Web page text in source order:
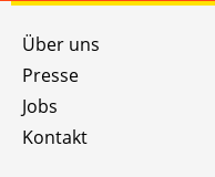
Über uns
Presse
Jobs
Kontakt